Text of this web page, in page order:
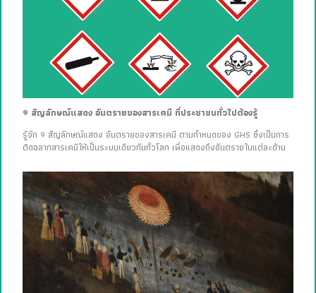
9 สัญลักษณ์แสดง อันตรายของสารเคมี ที่ประชาชนทั่วไปต้องรู้
รู้จัก 9 สัญลักษณ์แสดง อันตรายของสารเคมี ตามกำหนดของ GHS ซึ่งเป็นการ
ติดฉลากสารเคมีให้เป็นระบบเดียวกันทั่วโลก เพื่อแสดงถึงอันตรายในแต่ละด้าน